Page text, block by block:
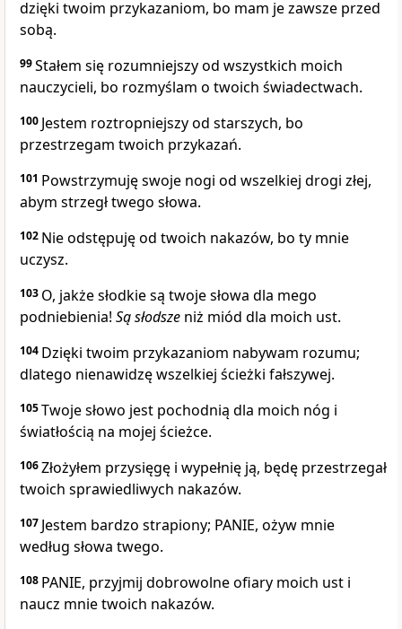
dzięki twoim przykazaniom, bo mam je zawsze przed
sobą.
99Stałem się rozumniejszy od wszystkich moich
nauczycieli, bo rozmyślam o twoich świadectwach.
100 Jestem roztropniejszy od starszych, bo
przestrzegam twoich przykazań.
101 Powstrzymuję swoje nogi od wszelkiej drogi złej,
abym strzegł twego słowa.
102 Nie odstępuję od twoich nakazów, bo ty mnie
uczysz.
103 O, jakże słodkie są twoje słowa dla mego
podniebienia! Sąsłodsze niż miód dla moich ust.
104 Dzięki twoim przykazaniom nabywam rozumu;
dlatego nienawidzę wszelkiej ścieżki fałszywej.
105Twoje słowo jest pochodnią dla moich nóg i
światłością na mojej ścieżce.
106Złożyłem przysięgę i wypełnię ją, będę przestrzegał
twoich sprawiedliwych nakazów.
107 Jestem bardzo strapiony; PANIE, ożyw mnie
według słowa twego.
108 PANIE, przyjmij dobrowolne ofiary moich ust i
naucz mnie twoich nakazów.